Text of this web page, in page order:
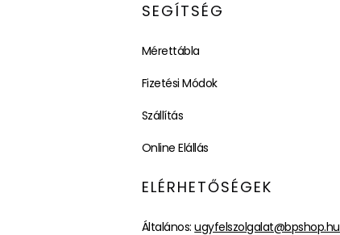
SEGÍTSÉG
Mérettábla
Fizetési Módok
Szállítás
Online Elállás
ELÉRHETŐSÉGEK
Általános:ugyfelszolgalat@bpshop.hu